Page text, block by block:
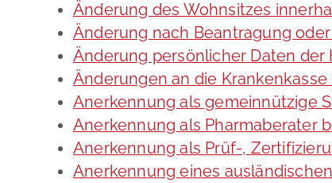
Änderung des Wohnsitzes
Änderung nach Beantragung
Änderung persönlicher Daten
Änderungen an die
Anerkennung als gemeinnützige
Anerkennung als Pharmaberater
Anerkennung als Prüf-,
Anerkennung eines